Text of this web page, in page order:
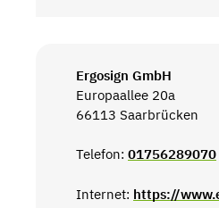
Ergosign GmbH
Europaallee 20a
66113 Saarbrücken
Telefon: 01756289070
Internet: https://